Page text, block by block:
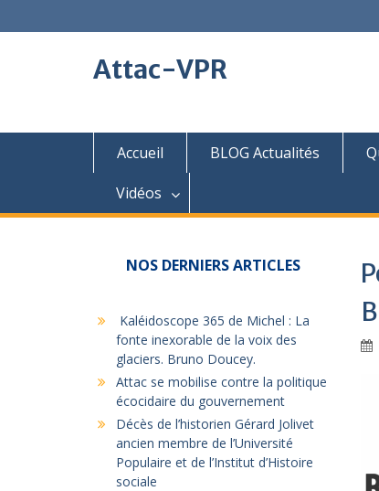
to
Attac-VPR
Accueil BLOG Actualités
Vidéos
NOS DERNIERS ARTICLES
Kaléidoscope 365 de Michel : La
fonte inexorable de la voix des
glaciers. Bruno Doucey.
Attac se mobilise contre la politique
écocidaire du gouvernement
Décès de l’historien Gérard Jolivet
ancien membre de l’Université
Populaire et de l’Institut d’Histoire
sociale